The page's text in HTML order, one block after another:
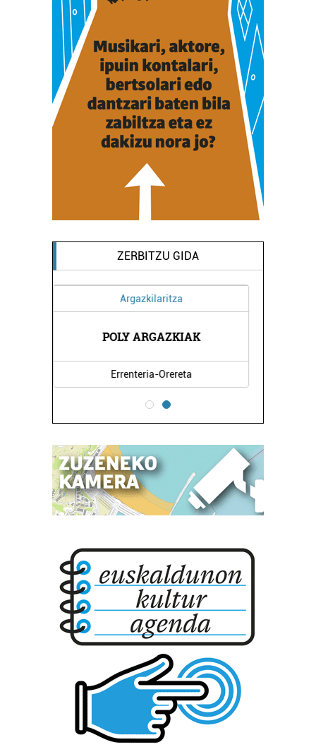
Lortu zure datu pertsonalak prozesatzeko moduari
buruzko informazio gehiago eta ezarri zure lehentasunak
datuen atalean. Edozein unetan alda edo ken dezakezu
zure baimena Cookieen adierazpenean.
Webgune honek cookie propioak eta hirugarrenen cookie-
fitxategiak erabiltzen ditu. Zure esperientzia eta
zerbitzuak hobetzeko asmoz, cookie teknologiaz
baliatzen gara. Ohar hau onartuz gero, teknologia hori
erabiltzeko baimen esplizitua ematen diguzu.
Gehiago
ZERBITZU GIDA
Osasungintza
LEVI CUADRADO HORTZ KLINIKA
Errenteria-Orereta